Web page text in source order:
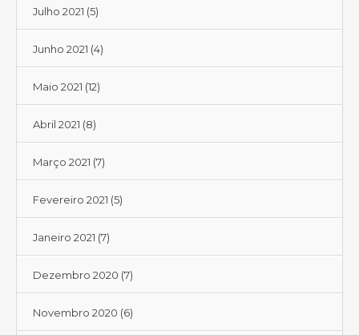
Julho 2021 (5)
Junho 2021 (4)
Maio 2021 (12)
Abril 2021 (8)
Março 2021 (7)
Fevereiro 2021 (5)
Janeiro 2021 (7)
Dezembro 2020 (7)
Novembro 2020 (6)